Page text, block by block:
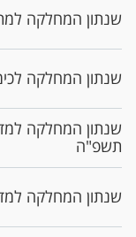
שנתון המחלקה
שנתון המחלקה
שנתון המחלקה
תשפ"ה
שנתון המחלקה